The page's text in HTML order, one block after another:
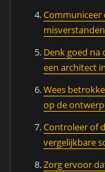
Communiceer
Denk goed na
een architect
Wees
op de
Controleer of
vergelijkbare
Zorg ervoor